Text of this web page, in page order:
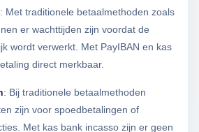
: Met traditionele betaalmethoden zoals
er wachttijden zijn voordat de
wordt verwerkt. Met PayIBAN en kas
direct merkbaar.
: Bij traditionele betaalmethoden
zijn voor spoedbetalingen of
Met kas bank incasso zijn er geen